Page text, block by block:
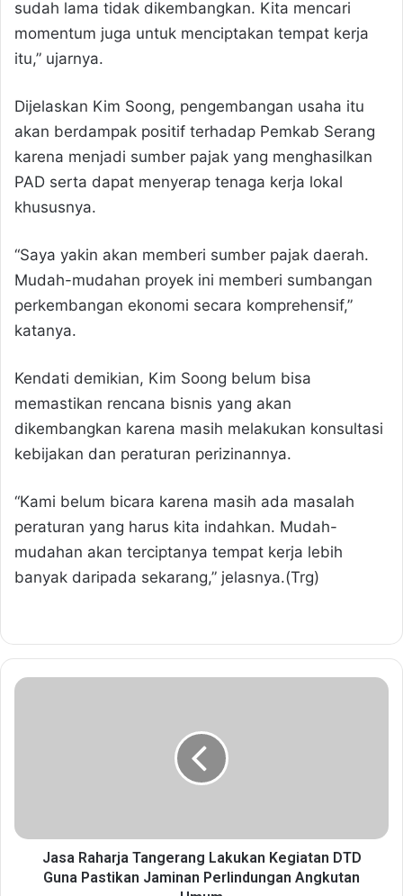
sudah lama tidak dikembangkan. Kita mencari
momentum juga untuk menciptakan tempat kerja
itu,” ujarnya.
Dijelaskan Kim Soong, pengembangan usaha itu
akan berdampak positif terhadap Pemkab Serang
karena menjadi sumber pajak yang menghasilkan
PAD serta dapat menyerap tenaga kerja lokal
khususnya.
“Saya yakin akan memberi sumber pajak daerah.
Mudah-mudahan proyek ini memberi sumbangan
perkembangan ekonomi secara komprehensif,”
katanya.
Kendati demikian, Kim Soong belum bisa
memastikan rencana bisnis yang akan
dikembangkan karena masih melakukan konsultasi
kebijakan dan peraturan perizinannya.
“Kami belum bicara karena masih ada masalah
peraturan yang harus kita indahkan. Mudah-
mudahan akan terciptanya tempat kerja lebih
banyak daripada sekarang,” jelasnya.(Trg)
J
r
Jasa Raharja Tangerang Lakukan Kegiatan DTD
Guna Pastikan Jaminan Perlindungan Angkutan